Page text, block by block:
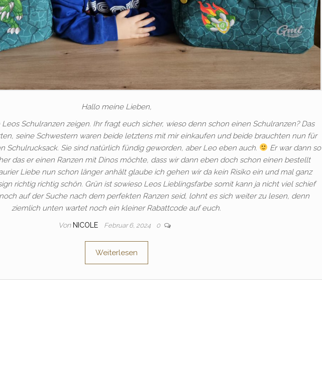
Hallo meine Lieben,
Schulranzen zeigen. Ihr fragt euch sicher, wieso denn schon einen Schulranzen? Das
seine Schwestern waren beide letztens mit mir einkaufen und beide brauchten nun für
Schulrucksack. Sie sind natürlich fündig geworden, aber Leo eben auch.
Er war dann so
das er einen Ranzen mit Dinos möchte, dass wir dann eben doch schon einen bestellt
Liebe nun schon länger anhält glaube ich gehen wir da kein Risiko ein und mal ganz
richtig richtig schön. Grün ist sowieso Leos Lieblingsfarbe somit kann ja nicht viel schief
auf der Suche nach dem perfekten Ranzen seid, lohnt es sich weiter zu lesen, denn
ziemlich unten wartet noch ein kleiner Rabattcode auf euch.
Von NICOLE Februar 6, 2024 0
Weiterlesen